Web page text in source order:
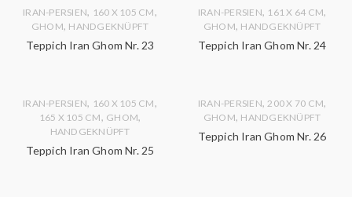
IRAN-PERSIEN, 160 X 105 CM,
GHOM, HANDGEKNÜPFT
Teppich Iran Ghom Nr. 23
IRAN-PERSIEN, 161 X 64 CM,
GHOM, HANDGEKNÜPFT
Teppich Iran Ghom Nr. 24
IRAN-PERSIEN, 160 X 105 CM,
165 X 105 CM, GHOM,
HANDGEKNÜPFT
Teppich Iran Ghom Nr. 25
IRAN-PERSIEN, 200 X 70 CM,
GHOM, HANDGEKNÜPFT
Teppich Iran Ghom Nr. 26